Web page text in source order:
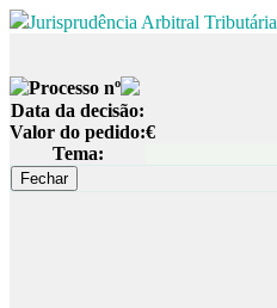
Jurisprudência Arbitral Tributária
Processo nº
Data da decisão:
Valor do pedido:€
Tema: